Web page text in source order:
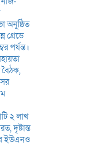
অনুষ্ঠিত
গ্রেডে
পর্যন্ত।
২ লাখ
দৃষ্টান্ত
ইউএনও